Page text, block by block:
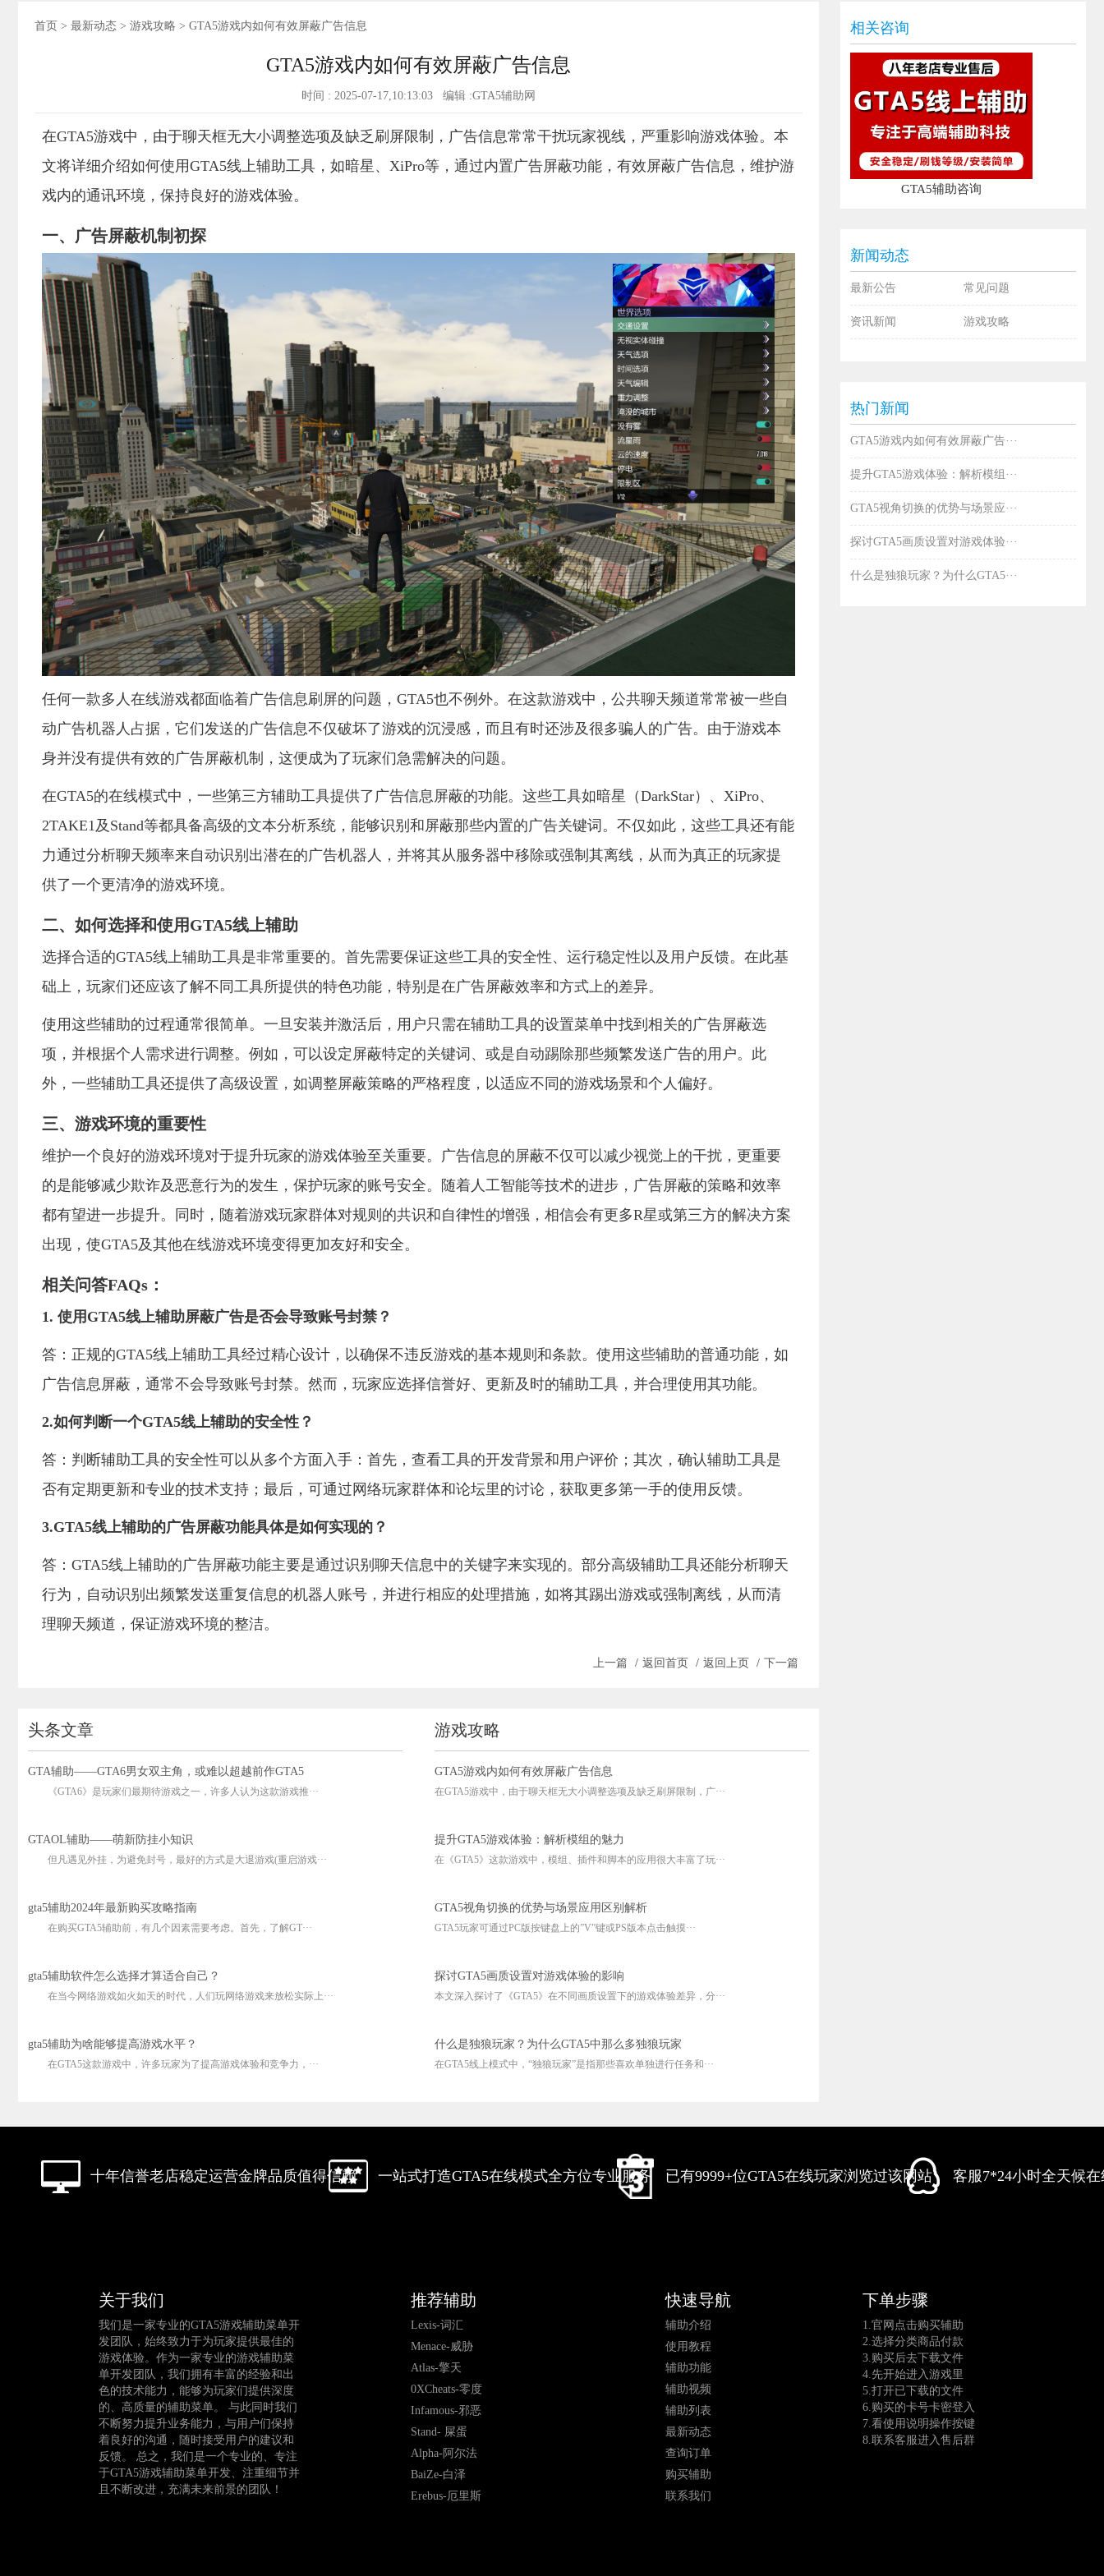
首页 > 最新动态 > 游戏攻略 > GTA5游戏内如何有效屏蔽广告信息
GTA5游戏内如何有效屏蔽广告信息
时间 : 2025-07-17,10:13:03 编辑 :GTA5辅助网
在GTA5游戏中，由于聊天框无大小调整选项及缺乏刷屏限制，广告信息常常干扰玩家视线，严重影响游戏体验。本
文将详细介绍如何使用GTA5线上辅助工具，如暗星、XiPro等，通过内置广告屏蔽功能，有效屏蔽广告信息，维护游
戏内的通讯环境，保持良好的游戏体验。
一、广告屏蔽机制初探
任何一款多人在线游戏都面临着广告信息刷屏的问题，GTA5也不例外。在这款游戏中，公共聊天频道常常被一些自
动广告机器人占据，它们发送的广告信息不仅破坏了游戏的沉浸感，而且有时还涉及很多骗人的广告。由于游戏本
身并没有提供有效的广告屏蔽机制，这便成为了玩家们急需解决的问题。
在GTA5的在线模式中，一些第三方辅助工具提供了广告信息屏蔽的功能。这些工具如暗星（DarkStar）、XiPro、
2TAKE1及Stand等都具备高级的文本分析系统，能够识别和屏蔽那些内置的广告关键词。不仅如此，这些工具还有能
力通过分析聊天频率来自动识别出潜在的广告机器人，并将其从服务器中移除或强制其离线，从而为真正的玩家提
供了一个更清净的游戏环境。
二、如何选择和使用GTA5线上辅助
选择合适的GTA5线上辅助工具是非常重要的。首先需要保证这些工具的安全性、运行稳定性以及用户反馈。在此基
础上，玩家们还应该了解不同工具所提供的特色功能，特别是在广告屏蔽效率和方式上的差异。
使用这些辅助的过程通常很简单。一旦安装并激活后，用户只需在辅助工具的设置菜单中找到相关的广告屏蔽选
项，并根据个人需求进行调整。例如，可以设定屏蔽特定的关键词、或是自动踢除那些频繁发送广告的用户。此
外，一些辅助工具还提供了高级设置，如调整屏蔽策略的严格程度，以适应不同的游戏场景和个人偏好。
三、游戏环境的重要性
维护一个良好的游戏环境对于提升玩家的游戏体验至关重要。广告信息的屏蔽不仅可以减少视觉上的干扰，更重要
的是能够减少欺诈及恶意行为的发生，保护玩家的账号安全。随着人工智能等技术的进步，广告屏蔽的策略和效率
都有望进一步提升。同时，随着游戏玩家群体对规则的共识和自律性的增强，相信会有更多R星或第三方的解决方案
出现，使GTA5及其他在线游戏环境变得更加友好和安全。
相关问答FAQs：
1. 使用GTA5线上辅助屏蔽广告是否会导致账号封禁？
答：正规的GTA5线上辅助工具经过精心设计，以确保不违反游戏的基本规则和条款。使用这些辅助的普通功能，如
广告信息屏蔽，通常不会导致账号封禁。然而，玩家应选择信誉好、更新及时的辅助工具，并合理使用其功能。
2.如何判断一个GTA5线上辅助的安全性？
答：判断辅助工具的安全性可以从多个方面入手：首先，查看工具的开发背景和用户评价；其次，确认辅助工具是
否有定期更新和专业的技术支持；最后，可通过网络玩家群体和论坛里的讨论，获取更多第一手的使用反馈。
3.GTA5线上辅助的广告屏蔽功能具体是如何实现的？
答：GTA5线上辅助的广告屏蔽功能主要是通过识别聊天信息中的关键字来实现的。部分高级辅助工具还能分析聊天
行为，自动识别出频繁发送重复信息的机器人账号，并进行相应的处理措施，如将其踢出游戏或强制离线，从而清
理聊天频道，保证游戏环境的整洁。
上一篇 / 返回首页 / 返回上页 / 下一篇
头条文章
GTA辅助——GTA6男女双主角，或难以超越前作GTA5
《GTA6》是玩家们最期待游戏之一，许多人认为这款游戏推···
GTAOL辅助——萌新防挂小知识
但凡遇见外挂，为避免封号，最好的方式是大退游戏(重启游戏···
gta5辅助2024年最新购买攻略指南
在购买GTA5辅助前，有几个因素需要考虑。首先，了解GT···
gta5辅助软件怎么选择才算适合自己？
在当今网络游戏如火如天的时代，人们玩网络游戏来放松实际上···
gta5辅助为啥能够提高游戏水平？
在GTA5这款游戏中，许多玩家为了提高游戏体验和竞争力，···
游戏攻略
GTA5游戏内如何有效屏蔽广告信息
在GTA5游戏中，由于聊天框无大小调整选项及缺乏刷屏限制，广···
提升GTA5游戏体验：解析模组的魅力
在《GTA5》这款游戏中，模组、插件和脚本的应用很大丰富了玩···
GTA5视角切换的优势与场景应用区别解析
GTA5玩家可通过PC版按键盘上的”V”键或PS版本点击触摸···
探讨GTA5画质设置对游戏体验的影响
本文深入探讨了《GTA5》在不同画质设置下的游戏体验差异，分···
什么是独狼玩家？为什么GTA5中那么多独狼玩家
在GTA5线上模式中，“独狼玩家”是指那些喜欢单独进行任务和···
相关咨询
GTA5辅助咨询
新闻动态
最新公告 常见问题
资讯新闻 游戏攻略
热门新闻
GTA5游戏内如何有效屏蔽广告···
提升GTA5游戏体验：解析模组···
GTA5视角切换的优势与场景应···
探讨GTA5画质设置对游戏体验···
什么是独狼玩家？为什么GTA5···
十年信誉老店稳定运营金牌品质值得信赖 一站式打造GTA5在线模式全方位专业服务 已有9999+位GTA5在线玩家浏览过该网站 客服7*24小时全天候
关于我们
我们是一家专业的GTA5游戏辅助菜单开
发团队，始终致力于为玩家提供最佳的
游戏体验。作为一家专业的游戏辅助菜
单开发团队，我们拥有丰富的经验和出
色的技术能力，能够为玩家们提供深度
的、高质量的辅助菜单。 与此同时我们
不断努力提升业务能力，与用户们保持
着良好的沟通，随时接受用户的建议和
反馈。 总之，我们是一个专业的、专注
于GTA5游戏辅助菜单开发、注重细节并
且不断改进，充满未来前景的团队！
推荐辅助
Lexis-词汇
Menace-威胁
Atlas-擎天
0XCheats-零度
Infamous-邪恶
Stand- 屎蛋
Alpha-阿尔法
BaiZe-白泽
Erebus-厄里斯
快速导航
辅助介绍
使用教程
辅助功能
辅助视频
辅助列表
最新动态
查询订单
购买辅助
联系我们
下单步骤
1.官网点击购买辅助
2.选择分类商品付款
3.购买后去下载文件
4.先开始进入游戏里
5.打开已下载的文件
6.购买的卡号卡密登入
7.看使用说明操作按键
8.联系客服进入售后群